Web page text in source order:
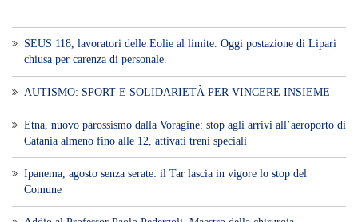
SEUS 118, lavoratori delle Eolie al limite. Oggi postazione di Lipari
chiusa per carenza di personale.
AUTISMO: SPORT E SOLIDARIETÀ PER VINCERE INSIEME
Etna, nuovo parossismo dalla Voragine: stop agli arrivi all’aeroporto di
Catania almeno fino alle 12, attivati treni speciali
Ipanema, agosto senza serate: il Tar lascia in vigore lo stop del
Comune